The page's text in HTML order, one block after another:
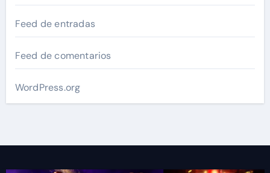
Feed de entradas
Feed de comentarios
WordPress.org